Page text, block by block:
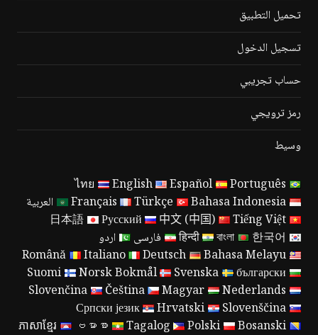
تحميل التطبيق
تسجيل الدخول
حساب تجريبي
رمز ترويجي
وسيط
Português
Español
English
ไทย
Bahasa Indonesia
Türkçe
Français
العربية
Tiếng Việt
中文 (中国)
Русский
日本語
한국어
বাংলা
हिन्दी فارسی
اردو
Bahasa Melayu
Deutsch
Italiano
Română
български
Svenska
Norsk Bokmål
Suomi
Nederlands
Magyar
Čeština
Slovenčina
Slovenščina
Hrvatski
Српски језик
Bosanski
Polski
Tagalog
ဗမာစာ
ភាសាខ្មែរ